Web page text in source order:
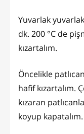
Yuvarlak
dk. 200 °C de
kızartalım.
Öncelikle
hafif kızartalım.
kızaran
koyup